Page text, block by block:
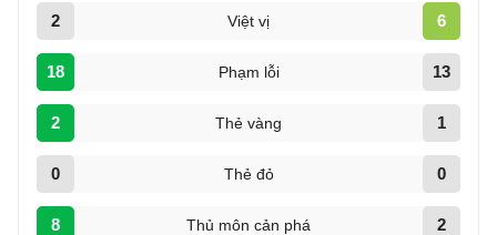
2 Việt vị 6
18 Phạm lỗi 13
2 Thẻ vàng 1
0 Thẻ đỏ 0
8 Thủ môn cản phá 2